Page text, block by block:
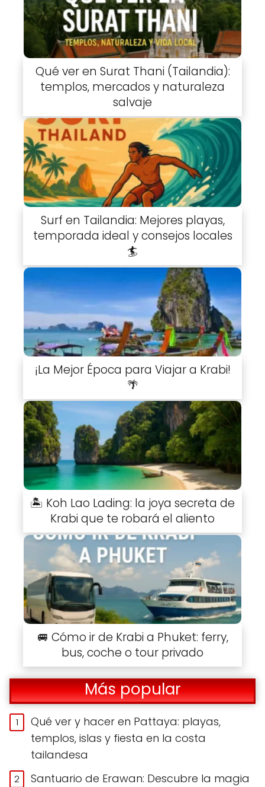
Qué ver en Surat Thani (Tailandia):
templos, mercados y naturaleza
salvaje
Surf en Tailandia: Mejores playas,
temporada ideal y consejos locales
🏄
¡La Mejor Época para Viajar a Krabi!
🌴
🏝️ Koh Lao Lading: la joya secreta de
Krabi que te robará el aliento
🚐 Cómo ir de Krabi a Phuket: ferry,
bus, coche o tour privado
Más popular
Qué ver y hacer en Pattaya: playas,
templos, islas y fiesta en la costa
tailandesa
Santuario de Erawan: Descubre la magia